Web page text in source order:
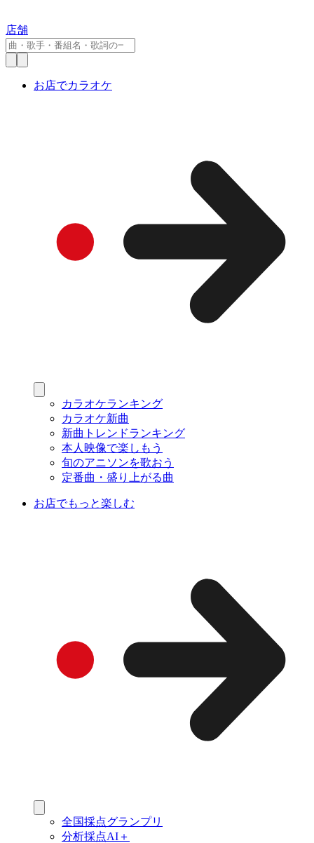
店舗
お店でカラオケ
カラオケランキング
カラオケ新曲
新曲トレンドランキング
本人映像で楽しもう
旬のアニソンを歌おう
定番曲・盛り上がる曲
お店でもっと楽しむ
全国採点グランプリ
分析採点AI＋